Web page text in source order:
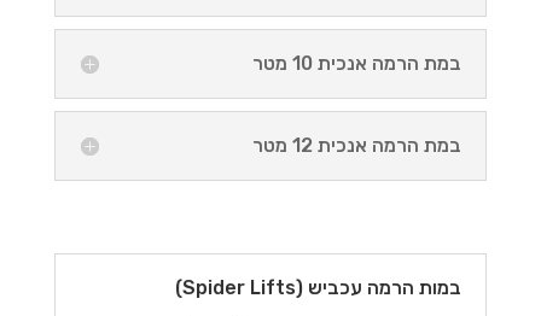
במת הרמה אנכית 10 מטר
במת הרמה אנכית 12 מטר
במות הרמה עכביש (Spider Lifts)